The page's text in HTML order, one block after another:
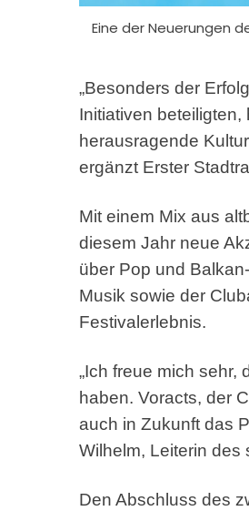
Eine der Neuerungen
„Besonders der
Initiativen
herausragende
ergänzt Erster
Mit einem Mix aus
diesem Jahr neue
über Pop und
Musik sowie der
Festivalerlebnis.
„Ich freue mich sehr,
haben. Voracts, der
auch in Zukunft das
Wilhelm, Leiterin des
Den Abschluss des